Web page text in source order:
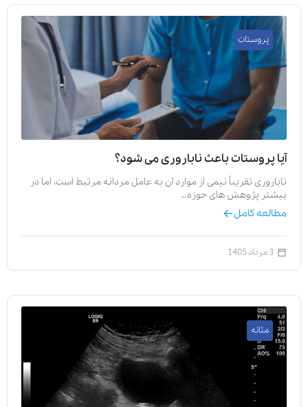
پروستات
آیا پروستات باعث ناباروری می‌ شود؟
ناباروری تقریباً نیمی از موارد آن به عامل مردانه مرتبط است، اما در
بیشتر پژوهش‌ های حوزه…
مطالعه کامل
3 مرداد 1405
مثانه